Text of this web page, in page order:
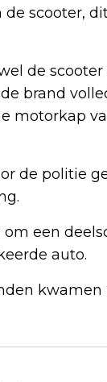
scooter,
de scooter
brand
motorkap
de politie
een
auto.
kwamen